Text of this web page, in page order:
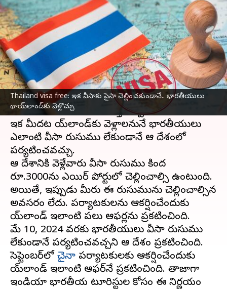
Thailand visa free: ఇక వీసాకు పైసా చెల్లించకుండానే.. భారతీయులు
థాయ్‌లాండ్‌కు వెళ్లొచ్చు
పైసా చెల్లించకుండానే.. భారతీయులు
థాయ్‌లాండ్‌కు వెళ్లొచ్చు
వ్రాసిన వారు Stalin Oct 31, 2023 05:19 pm
ఈ వార్తాకథనం ఏంటి
థాయ్‌‌లాండ్‌ని సందర్శించాలనుకునే భారతీయులకు ఆ
దేశ టూరిజం అథారిటీ శుభవార్త చెప్పింది.
ఇక మీదట థాయ్‌లాండ్‌కు వెళ్లాలనునే భారతీయులు
ఎలాంటి వీసా రుసుము లేకుండానే ఆ దేశంలో
పర్యటించవచ్చు.
ఆ దేశానికి వెళ్లేవారు వీసా రుసుము కింద
రూ.3000ను ఎయిర్ పోర్టులో చెల్లించాల్సి ఉంటుంది.
అయితే, ఇప్పుడు మీరు ఈ రుసుమును చెల్లించాల్సిన
అవసరం లేదు. పర్యాటకులను ఆకర్షించేందుకు
థాయ్‌లాండ్ ఇలాంటి పలు ఆఫర్లను ప్రకటించింది.
మే 10, 2024 వరకు భారతీయులు వీసా రుసుము
లేకుండానే పర్యటించవచ్చని ఆ దేశం ప్రకటించింది.
సెప్టెంబర్‌లో చైనా పర్యాటకులకు ఆకర్షించేందుకు
థాయ్‌లాండ్ ఇలాంటి ఆఫర్‌నే ప్రకటించింది. తాజాగా
ఇండియా భారతీయ టూరిస్టుల కోసం ఈ నిర్ణయం